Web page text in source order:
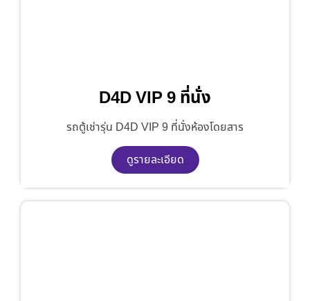
D4D VIP 9 ที่นั่ง
รถตู้เช่ารุ่น D4D VIP 9 ที่นั่งห้องโดยสาร
ดูรายละเอียด